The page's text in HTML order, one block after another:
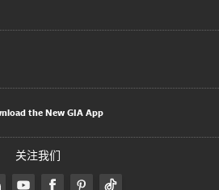
the New GIA App
关注我们